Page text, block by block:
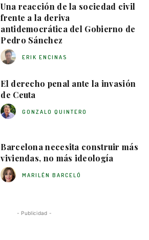
Una reacción de la sociedad civil
frente a la deriva
antidemocrática del Gobierno de
Pedro Sánchez
ERIK ENCINAS
El derecho penal ante la invasión
de Ceuta
GONZALO QUINTERO
Barcelona necesita construir más
viviendas, no más ideología
MARILÉN BARCELÓ
- Publicidad -